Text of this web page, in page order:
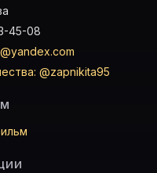
45-08
@zapnikita95